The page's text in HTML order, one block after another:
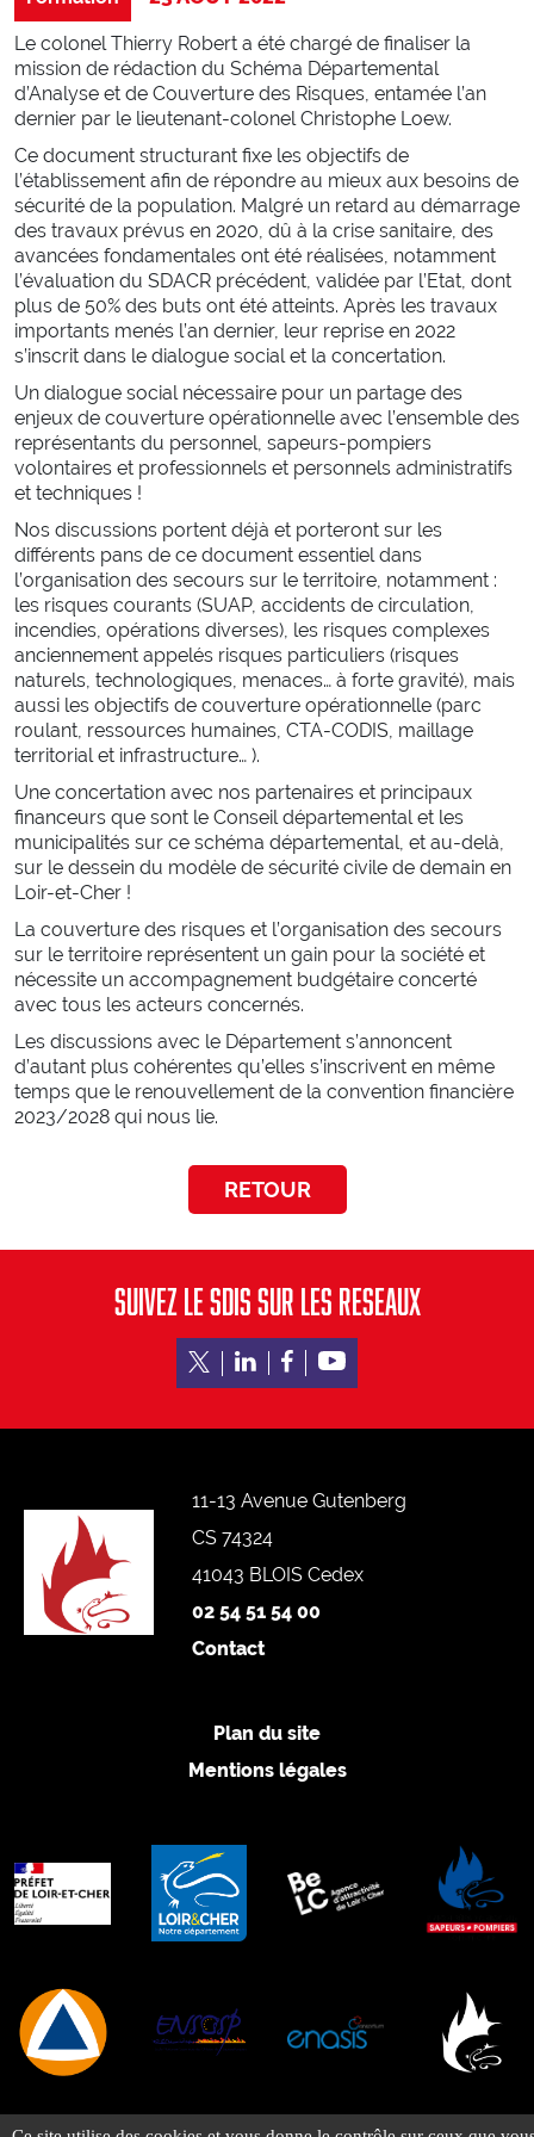
Défense Extérieure Contre l’Incendie (DECI)
Accessibilité des véhicules d’incendie et de secours
Urbanisme
Conventions et label employeur
KIOSQUE
Documents officiels
Médias
Supports de communication
Délibérations et commissions
SAUVER
Incendies
Conduite
Malaises
Chutes
Noyades
Staying alive
SE FORMER
Centre de formation d’incendie et de secours
Référentiels internes d’organisation de la formation
ENASIS
Activités physiques et sportives
S’ENGAGER
Devenez sapeur-pompier volontaire
Devenez sapeur-pompier professionnel
Devenez jeune sapeur-pompier
Devenez agent administratif, technique ou spécialisé
Le colonel Thierry Robert a été chargé de finaliser la
mission de rédaction du Schéma Départemental
d’Analyse et de Couverture des Risques, entamée l’an
dernier par le lieutenant-colonel Christophe Loew.
Ce document structurant fixe les objectifs de
l’établissement afin de répondre au mieux aux besoins de
sécurité de la population. Malgré un retard au démarrage
des travaux prévus en 2020, dû à la crise sanitaire, des
avancées fondamentales ont été réalisées, notamment
l’évaluation du SDACR précédent, validée par l’Etat, dont
plus de 50% des buts ont été atteints. Après les travaux
importants menés l’an dernier, leur reprise en 2022
s’inscrit dans le dialogue social et la concertation.
Un dialogue social nécessaire pour un partage des
enjeux de couverture opérationnelle avec l’ensemble des
représentants du personnel, sapeurs-pompiers
volontaires et professionnels et personnels administratifs
et techniques !
Nos discussions portent déjà et porteront sur les
différents pans de ce document essentiel dans
l’organisation des secours sur le territoire, notamment :
les risques courants (SUAP, accidents de circulation,
incendies, opérations diverses), les risques complexes
anciennement appelés risques particuliers (risques
naturels, technologiques, menaces… à forte gravité), mais
aussi les objectifs de couverture opérationnelle (parc
roulant, ressources humaines, CTA-CODIS, maillage
territorial et infrastructure… ).
Une concertation avec nos partenaires et principaux
financeurs que sont le Conseil départemental et les
municipalités sur ce schéma départemental, et au-delà,
sur le dessein du modèle de sécurité civile de demain en
Loir-et-Cher !
La couverture des risques et l’organisation des secours
sur le territoire représentent un gain pour la société et
nécessite un accompagnement budgétaire concerté
avec tous les acteurs concernés.
Les discussions avec le Département s’annoncent
d’autant plus cohérentes qu’elles s’inscrivent en même
temps que le renouvellement de la convention financière
2023/2028 qui nous lie.
RETOUR
SUIVEZ LE SDIS SUR LES RESEAUX
11-13 Avenue Gutenberg
CS 74324
41043 BLOIS Cedex
02 54 51 54 00
Contact
Plan du site
Mentions légales